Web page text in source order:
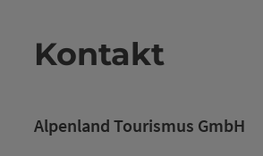
Kontakt
Alpenland Tourismus GmbH